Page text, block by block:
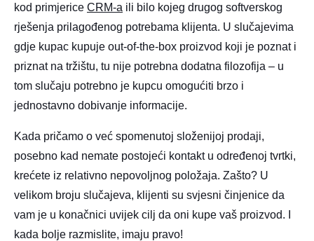
kod primjerice CRM-a ili bilo kojeg drugog softverskog
rješenja prilagođenog potrebama klijenta. U slučajevima
gdje kupac kupuje out-of-the-box proizvod koji je poznat i
priznat na tržištu, tu nije potrebna dodatna filozofija – u
tom slučaju potrebno je kupcu omogućiti brzo i
jednostavno dobivanje informacije.
Kada pričamo o već spomenutoj složenijoj prodaji,
posebno kad nemate postojeći kontakt u određenoj tvrtki,
krećete iz relativno nepovoljnog položaja. Zašto? U
velikom broju slučajeva, klijenti su svjesni činjenice da
vam je u konačnici uvijek cilj da oni kupe vaš proizvod. I
kada bolje razmislite, imaju pravo!